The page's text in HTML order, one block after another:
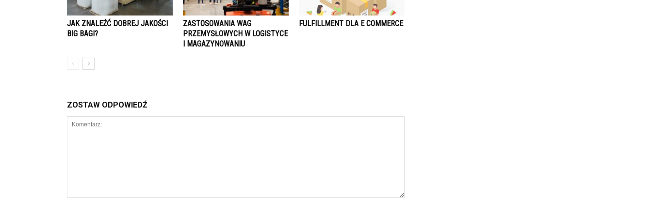
JAK ZNALEŹĆ DOBREJ JAKOŚCI
BIG BAGI?
ZASTOSOWANIA WAG
PRZEMYSŁOWYCH W LOGISTYCE
I MAGAZYNOWANIU
FULFILLMENT DLA E COMMERCE
ZOSTAW ODPOWIEDŹ